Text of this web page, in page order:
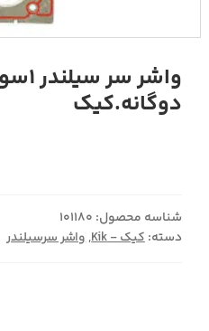
دوگانه.کيک
شناسه محصول: 101180
دسته:کیک - Kik ,واشر سرسیلندر